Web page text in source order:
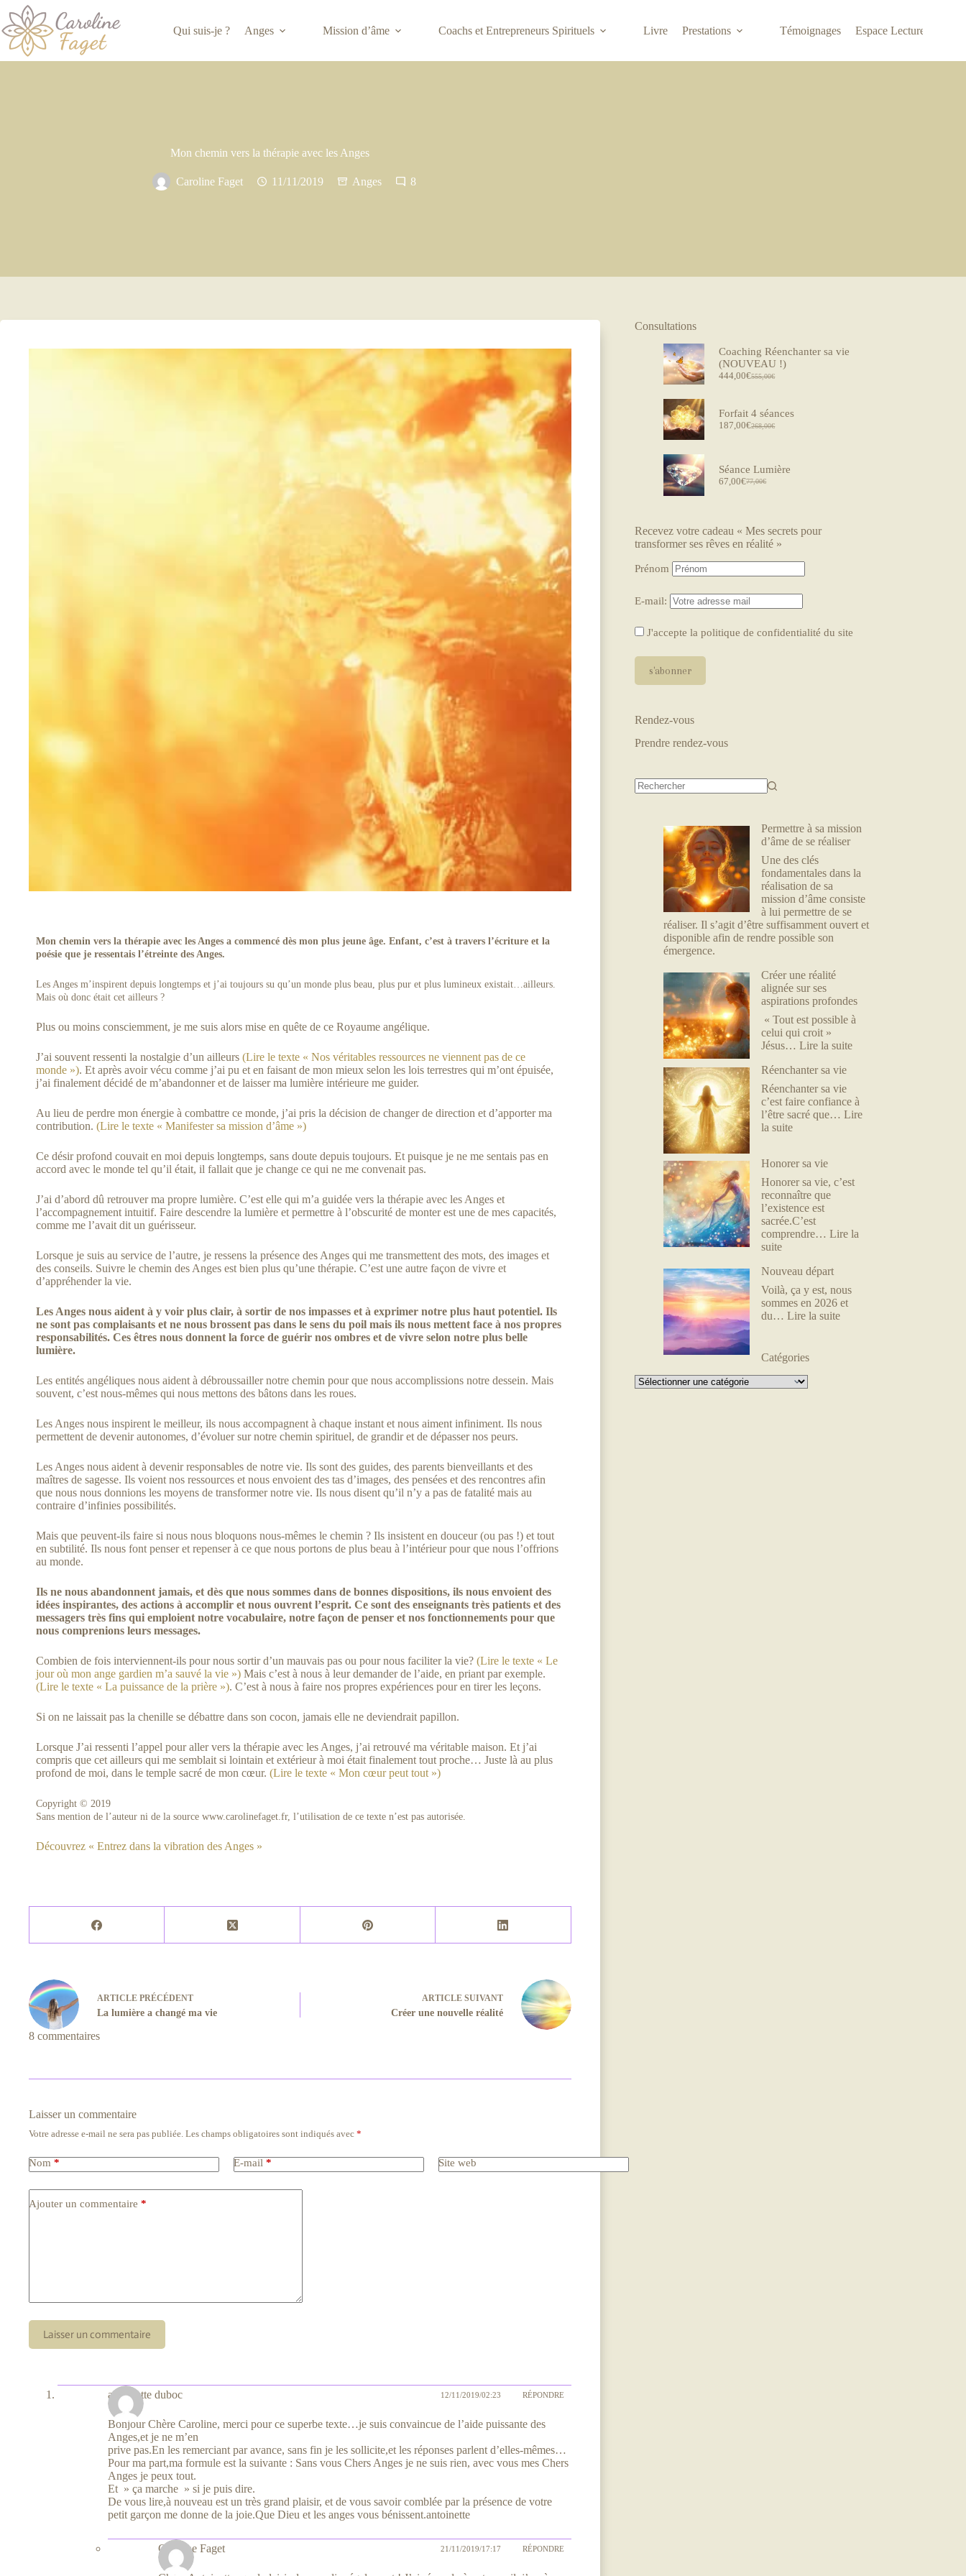
Qui suis-je ? Anges Mission d’âme Coachs et Entrepreneurs Spirituels Livre Prestations Témoignages Espace Lecture
Mon chemin vers la thérapie avec les Anges
Caroline Faget 11/11/2019 Anges 8
Mon chemin vers la thérapie avec les Anges a commencé dès mon plus jeune âge. Enfant, c’est à travers l’écriture et la
poésie que je ressentais l’étreinte des Anges.
Les Anges m’inspirent depuis longtemps et j’ai toujours su qu’un monde plus beau, plus pur et plus lumineux existait…ailleurs.
Mais où donc était cet ailleurs ?
Plus ou moins consciemment, je me suis alors mise en quête de ce Royaume angélique.
J’ai souvent ressenti la nostalgie d’un ailleurs (Lire le texte « Nos véritables ressources ne viennent pas de ce
monde »). Et après avoir vécu comme j’ai pu et en faisant de mon mieux selon les lois terrestres qui m’ont épuisée,
j’ai finalement décidé de m’abandonner et de laisser ma lumière intérieure me guider.
Au lieu de perdre mon énergie à combattre ce monde, j’ai pris la décision de changer de direction et d’apporter ma
contribution. (Lire le texte « Manifester sa mission d’âme »)
Ce désir profond couvait en moi depuis longtemps, sans doute depuis toujours. Et puisque je ne me sentais pas en
accord avec le monde tel qu’il était, il fallait que je change ce qui ne me convenait pas.
J’ai d’abord dû retrouver ma propre lumière. C’est elle qui m’a guidée vers la thérapie avec les Anges et
l’accompagnement intuitif. Faire descendre la lumière et permettre à l’obscurité de monter est une de mes capacités,
comme me l’avait dit un guérisseur.
Lorsque je suis au service de l’autre, je ressens la présence des Anges qui me transmettent des mots, des images et
des conseils. Suivre le chemin des Anges est bien plus qu’une thérapie. C’est une autre façon de vivre et
d’appréhender la vie.
Les Anges nous aident à y voir plus clair, à sortir de nos impasses et à exprimer notre plus haut potentiel. Ils
ne sont pas complaisants et ne nous brossent pas dans le sens du poil mais ils nous mettent face à nos propres
responsabilités. Ces êtres nous donnent la force de guérir nos ombres et de vivre selon notre plus belle
lumière.
Les entités angéliques nous aident à débroussailler notre chemin pour que nous accomplissions notre dessein. Mais
souvent, c’est nous-mêmes qui nous mettons des bâtons dans les roues.
Les Anges nous inspirent le meilleur, ils nous accompagnent à chaque instant et nous aiment infiniment. Ils nous
permettent de devenir autonomes, d’évoluer sur notre chemin spirituel, de grandir et de dépasser nos peurs.
Les Anges nous aident à devenir responsables de notre vie. Ils sont des guides, des parents bienveillants et des
maîtres de sagesse. Ils voient nos ressources et nous envoient des tas d’images, des pensées et des rencontres afin
que nous nous donnions les moyens de transformer notre vie. Ils nous disent qu’il n’y a pas de fatalité mais au
contraire d’infinies possibilités.
Mais que peuvent-ils faire si nous nous bloquons nous-mêmes le chemin ? Ils insistent en douceur (ou pas !) et tout
en subtilité. Ils nous font penser et repenser à ce que nous portons de plus beau à l’intérieur pour que nous l’offrions
au monde.
Ils ne nous abandonnent jamais, et dès que nous sommes dans de bonnes dispositions, ils nous envoient des
idées inspirantes, des actions à accomplir et nous ouvrent l’esprit. Ce sont des enseignants très patients et des
messagers très fins qui emploient notre vocabulaire, notre façon de penser et nos fonctionnements pour que
nous comprenions leurs messages.
Combien de fois interviennent-ils pour nous sortir d’un mauvais pas ou pour nous faciliter la vie? (Lire le texte « Le
jour où mon ange gardien m’a sauvé la vie ») Mais c’est à nous à leur demander de l’aide, en priant par exemple.
(Lire le texte « La puissance de la prière »). C’est à nous à faire nos propres expériences pour en tirer les leçons.
Si on ne laissait pas la chenille se débattre dans son cocon, jamais elle ne deviendrait papillon.
Lorsque J’ai ressenti l’appel pour aller vers la thérapie avec les Anges, j’ai retrouvé ma véritable maison. Et j’ai
compris que cet ailleurs qui me semblait si lointain et extérieur à moi était finalement tout proche… Juste là au plus
profond de moi, dans le temple sacré de mon cœur. (Lire le texte « Mon cœur peut tout »)
Copyright © 2019
Sans mention de l’auteur ni de la source www.carolinefaget.fr, l’utilisation de ce texte n’est pas autorisée.
Découvrez « Entrez dans la vibration des Anges »
ARTICLE PRÉCÉDENT
La lumière a changé ma vie
ARTICLESUIVANT
Créer une nouvelle réalité
8 commentaires
Laisser un commentaire
Votre adresse e-mail ne sera pas publiée. Les champs obligatoires sont indiqués avec *
Nom * E-mail * Site web
Ajouter un commentaire *
Laisser un commentaire
antoinette duboc 12/11/2019/02:23 RÉPONDRE
Bonjour Chère Caroline, merci pour ce superbe texte…je suis convaincue de l’aide puissante des
Anges,et je ne m’en
prive pas.En les remerciant par avance, sans fin je les sollicite,et les réponses parlent d’elles-mêmes…
Pour ma part,ma formule est la suivante : Sans vous Chers Anges je ne suis rien, avec vous mes Chers
Anges je peux tout.
Et » ça marche » si je puis dire.
De vous lire,à nouveau est un très grand plaisir, et de vous savoir comblée par la présence de votre
petit garçon me donne de la joie.Que Dieu et les anges vous bénissent.antoinette
Caroline Faget 21/11/2019/17:17 RÉPONDRE
Consultations
Coaching Réenchanter sa vie
(NOUVEAU !)
555,00€
444,00€
Forfait 4 séances
268,00€
187,00€
Séance Lumière
77,00€
67,00€
Recevez votre cadeau « Mes secrets pour
transformer ses rêves en réalité »
Prénom
E-mail:
J'accepte la politique de confidentialité du site
Rendez-vous
Prendre rendez-vous
Permettre à sa mission
d’âme de se réaliser
Une des clés
fondamentales dans la
réalisation de sa
mission d’âme consiste
à lui permettre de se
réaliser. Il s’agit d’être suffisamment ouvert et
disponible afin de rendre possible son
émergence.
Créer une réalité
alignée sur ses
aspirations profondes
« Tout est possible à
celui qui croit »
Jésus…Lire la suite
Réenchanter sa vie
Réenchanter sa vie
c’est faire confiance à
l’être sacré que…Lire
la suite
Honorer sa vie
Honorer sa vie, c’est
reconnaître que
l’existence est
sacrée.C’est
comprendre…Lire la
suite
Nouveau départ
Voilà, ça y est, nous
sommes en 2026 et
du…Lire la suite
Catégories